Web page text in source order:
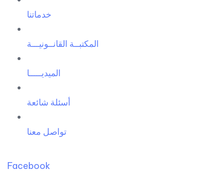
خدماتنا
المكتبــة القانــونيـــة
الميديـــــا
أسئلة شائعة
تواصل معنا
Facebook